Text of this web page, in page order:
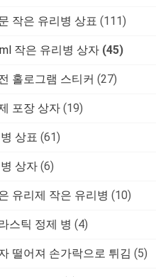
작은 유리병 상표 (111)
작은 유리병 상자 (45)
홀로그램 스티커 (27)
포장 상자 (19)
상표 (61)
상자 (6)
유리제 작은 유리병 (10)
스틱 정제 병 (4)
떨어져 손가락으로 튀김 (5)